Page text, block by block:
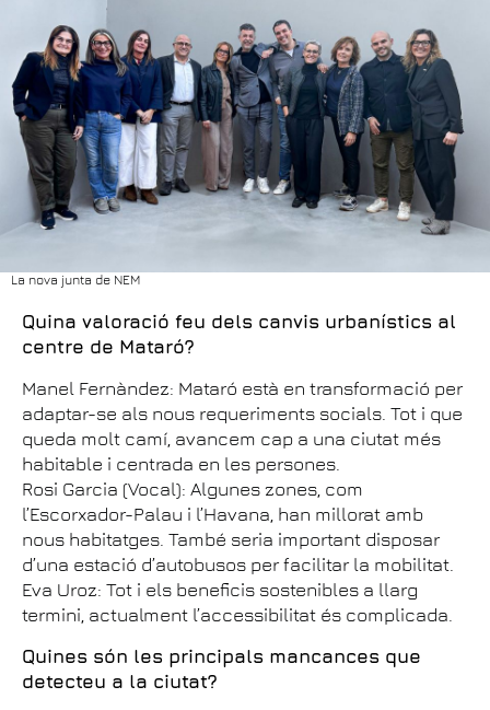
La nova junta de NEM
Quina valoració feu dels canvis urbanístics al
centre de Mataró?
Manel Fernàndez: Mataró està en transformació per
adaptar-se als nous requeriments socials. Tot i que
queda molt camí, avancem cap a una ciutat més
habitable i centrada en les persones.
Rosi Garcia (Vocal): Algunes zones, com
l’Escorxador-Palau i l’Havana, han millorat amb
nous habitatges. També seria important disposar
d’una estació d’autobusos per facilitar la mobilitat.
Eva Uroz: Tot i els beneficis sostenibles a llarg
termini, actualment l’accessibilitat és complicada.
Quines són les principals mancances que
detecteu a la ciutat?